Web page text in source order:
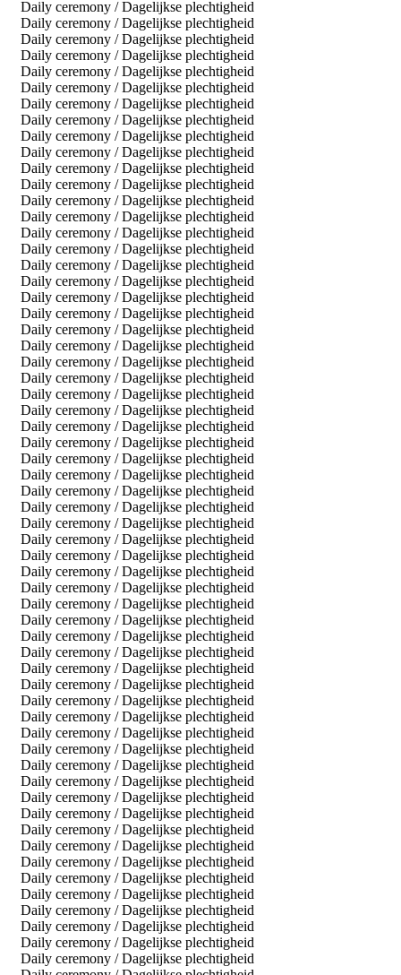
Daily ceremony / Dagelijkse plechtigheid
Daily ceremony / Dagelijkse plechtigheid
Daily ceremony / Dagelijkse plechtigheid
Daily ceremony / Dagelijkse plechtigheid
Daily ceremony / Dagelijkse plechtigheid
Daily ceremony / Dagelijkse plechtigheid
Daily ceremony / Dagelijkse plechtigheid
Daily ceremony / Dagelijkse plechtigheid
Daily ceremony / Dagelijkse plechtigheid
Daily ceremony / Dagelijkse plechtigheid
Daily ceremony / Dagelijkse plechtigheid
Daily ceremony / Dagelijkse plechtigheid
Daily ceremony / Dagelijkse plechtigheid
Daily ceremony / Dagelijkse plechtigheid
Daily ceremony / Dagelijkse plechtigheid
Daily ceremony / Dagelijkse plechtigheid
Daily ceremony / Dagelijkse plechtigheid
Daily ceremony / Dagelijkse plechtigheid
Daily ceremony / Dagelijkse plechtigheid
Daily ceremony / Dagelijkse plechtigheid
Daily ceremony / Dagelijkse plechtigheid
Daily ceremony / Dagelijkse plechtigheid
Daily ceremony / Dagelijkse plechtigheid
Daily ceremony / Dagelijkse plechtigheid
Daily ceremony / Dagelijkse plechtigheid
Daily ceremony / Dagelijkse plechtigheid
Daily ceremony / Dagelijkse plechtigheid
Daily ceremony / Dagelijkse plechtigheid
Daily ceremony / Dagelijkse plechtigheid
Daily ceremony / Dagelijkse plechtigheid
Daily ceremony / Dagelijkse plechtigheid
Daily ceremony / Dagelijkse plechtigheid
Daily ceremony / Dagelijkse plechtigheid
Daily ceremony / Dagelijkse plechtigheid
Daily ceremony / Dagelijkse plechtigheid
Daily ceremony / Dagelijkse plechtigheid
Daily ceremony / Dagelijkse plechtigheid
Daily ceremony / Dagelijkse plechtigheid
Daily ceremony / Dagelijkse plechtigheid
Daily ceremony / Dagelijkse plechtigheid
Daily ceremony / Dagelijkse plechtigheid
Daily ceremony / Dagelijkse plechtigheid
Daily ceremony / Dagelijkse plechtigheid
Daily ceremony / Dagelijkse plechtigheid
Daily ceremony / Dagelijkse plechtigheid
Daily ceremony / Dagelijkse plechtigheid
Daily ceremony / Dagelijkse plechtigheid
Daily ceremony / Dagelijkse plechtigheid
Daily ceremony / Dagelijkse plechtigheid
Daily ceremony / Dagelijkse plechtigheid
Daily ceremony / Dagelijkse plechtigheid
Daily ceremony / Dagelijkse plechtigheid
Daily ceremony / Dagelijkse plechtigheid
Daily ceremony / Dagelijkse plechtigheid
Daily ceremony / Dagelijkse plechtigheid
Daily ceremony / Dagelijkse plechtigheid
Daily ceremony / Dagelijkse plechtigheid
Daily ceremony / Dagelijkse plechtigheid
Daily ceremony / Dagelijkse plechtigheid
Daily ceremony / Dagelijkse plechtigheid